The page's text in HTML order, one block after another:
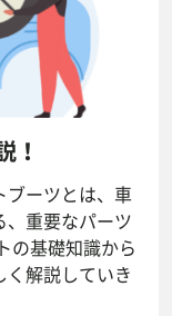
！
ブーツとは、車
重要なパーツ
の基礎知識から
解説していき